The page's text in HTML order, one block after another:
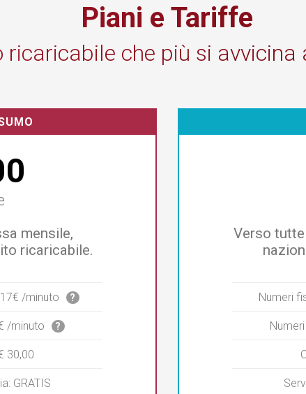
Piani e Tariffe
ricaricabile che più si avvicina
mensile,
ricaricabile.
/minuto ?
/minuto ?
30,00
GRATIS
Verso
Numeri